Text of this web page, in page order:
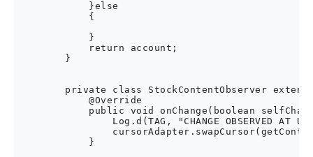
            }else
            {
            }
            return account;
        }
private class StockContentObserver
            @Override
public void onChange(boolean
Log.d(TAG, "CHANGE OBSERVED AT
            }